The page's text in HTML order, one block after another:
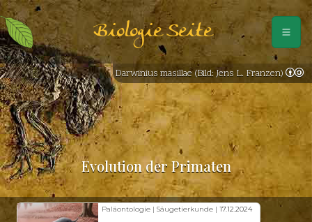
Biologie Seite
Evolution der Primaten
Paläontologie | Säugetierkunde | 17.12.2024
Darwinius masillae (Bild: Jens L. Franzen)